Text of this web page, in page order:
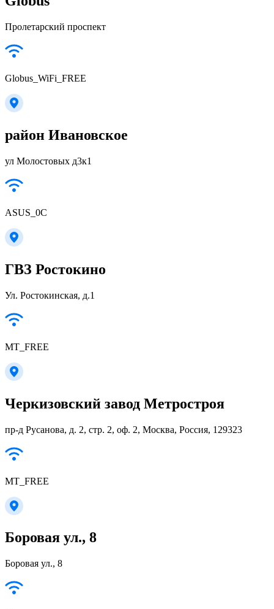
Пролетарский проспект
Globus_WiFi_FREE
район Ивановское
ул Молостовых д3к1
ASUS_0C
ГВЗ Ростокино
Ул. Ростокинская, д.1
MT_FREE
Черкизовский завод Метростроя
пр-д Русанова, д. 2, стр. 2, оф. 2, Москва, Россия, 129323
MT_FREE
Боровая ул., 8
Боровая ул., 8